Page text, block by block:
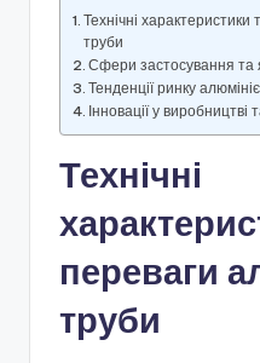
Технічні характеристики
труби
Сфери застосування та
Тенденції ринку
Інновації у виробництві
Технічні
переваги
труби